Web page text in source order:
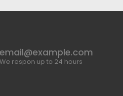
email@example.com
We respon up to 24 hours